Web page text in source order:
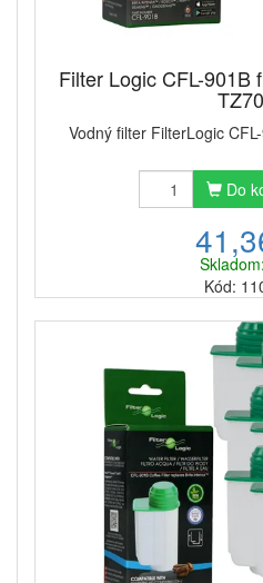
Filter Logic CFL-901B
Vodný filter FilterLogic
Do
Kód: